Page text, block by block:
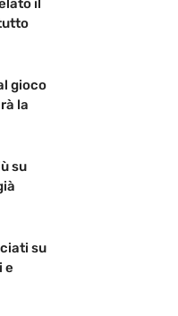
il
gioco
la
su
su
e